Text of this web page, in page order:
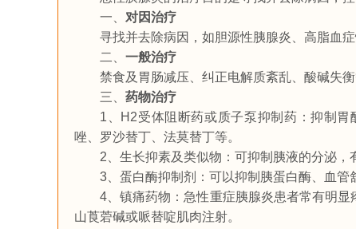
一、 对因治疗
寻找并去除病因，如胆源性胰腺炎、高脂血
二、 一般治疗
禁食及胃肠减压、纠正电解质紊乱、酸碱失衡
三、 药物治疗
1、H2受体阻断药或质子泵抑制药：抑制
唑、罗沙替丁、法莫替丁等。
2、生长抑素及类似物：可抑制胰液的分泌，
3、蛋白酶抑制剂：可以抑制胰蛋白酶、血管
4、镇痛药物：急性重症胰腺炎患者常有明
山莨菪碱或哌替啶肌肉注射。